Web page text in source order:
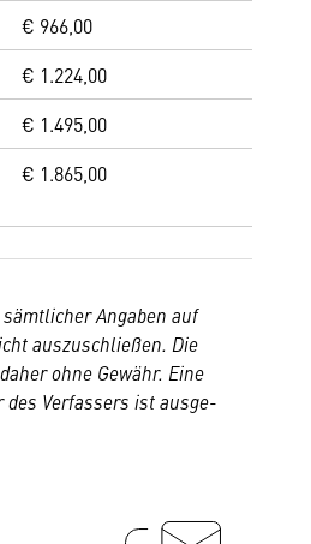
€ 966,00
€ 1.224,00
€ 1.495,00
€ 1.865,00
Angaben auf
auszuschließen. Die
ohne Ge­währ. Eine
des Verfassers ist ausge­